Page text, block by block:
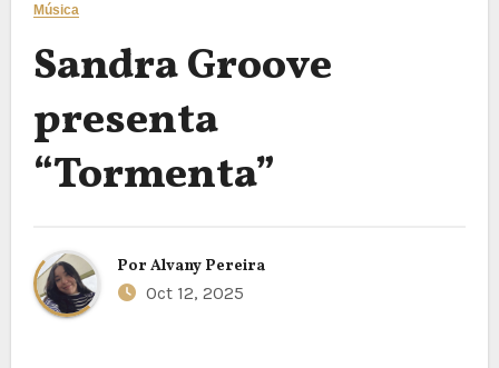
Música
Sandra Groove
presenta
“Tormenta”
Por Alvany Pereira
Oct 12, 2025